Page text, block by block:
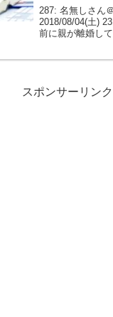
ぁ】
287: 名無しさん
2018/08/04(土)
前に親が離婚し
スポンサーリンク